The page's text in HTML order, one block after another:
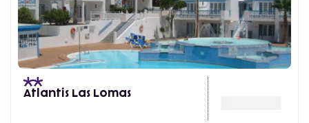
Atlantis Las Lomas